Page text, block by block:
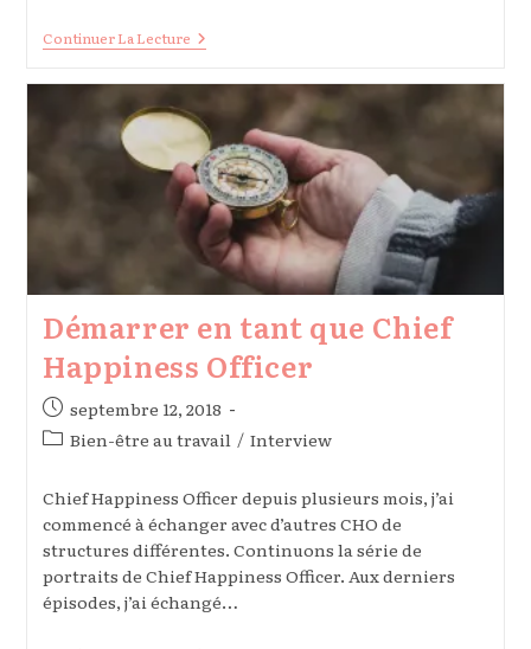
Continuer La LectureLe
Chief
Est
Un
Facilitateur
Démarrer en tant que Chief
Happiness Officer
Publication
publiée :
septembre 12, 2018
PostBien-être au travail / Interview
Chief Happiness Officer depuis plusieurs mois, j’ai
commencé à échanger avec d’autres CHO de
structures différentes. Continuons la série de
portraits de Chief Happiness Officer. Aux derniers
épisodes, j’ai échangé…